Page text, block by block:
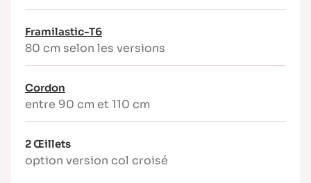
Framilastic-T6
80 cm selon les versions
Cordon
entre 90 cm et 110 cm
2 Œillets
option version col croisé